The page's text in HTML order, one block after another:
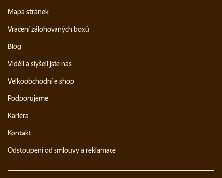
Mapa stránek
Vracení zálohovaných boxů
Blog
Viděli a slyšeli jste nás
Velkoobchodní e-shop
Podporujeme
Kariéra
Kontakt
Odstoupení od smlouvy a reklamace